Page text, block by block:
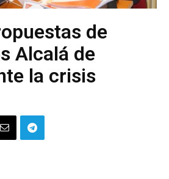
de
Alcalá de
la crisis